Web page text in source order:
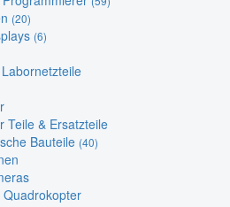
(20)
(6)
Teile & Ersatzteile
Bauteile (40)
Quadrokopter